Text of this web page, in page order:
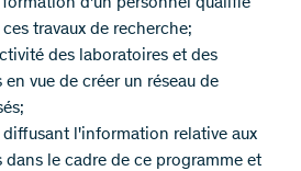
travaux de recherche;
des laboratoires et des
vue de créer un réseau de
l'information relative aux
dans le cadre de ce programme et